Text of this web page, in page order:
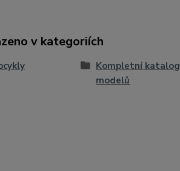
v kategoriích
Kompletní katalog
modelů